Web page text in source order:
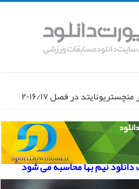
نیم بها محاسبه می شود